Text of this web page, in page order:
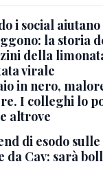
i social aiutano
la storia
della
virale
in nero,
I colleghi lo
altrove
di esodo
da Cav: sarà